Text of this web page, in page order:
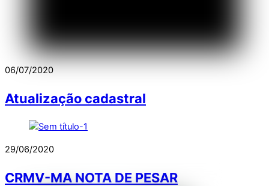
06/07/2020
Atualização cadastral
29/06/2020
CRMV-MA NOTA DE PESAR